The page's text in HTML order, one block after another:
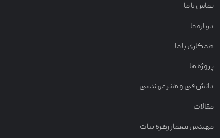
تماس با ما
درباره ما
همکاری با ما
پروژه ها
دانش فنی و هنر مهندسی
مقالات
مهندس معمار زهره بیات